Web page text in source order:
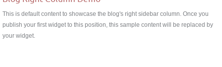
This is default content to showcase the blog's right sidebar column. Once you
publish your first widget to this position, this sample content will be replaced by
your widget.